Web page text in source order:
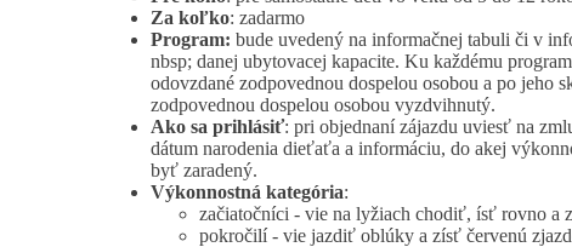
Za koľko: zadarmo
Program: bude uvedený na informačnej tabuli či v
nbsp; danej ubytovacej kapacite. Ku každému
odovzdané zodpovednou dospelou osobou a po jeho
zodpovednou dospelou osobou vyzdvihnutý.
Ako sa prihlásiť: pri objednaní zájazdu uviesť na
dátum narodenia dieťaťa a informáciu, do akej
byť zaradený.
Výkonnostná kategória:
začiatočníci - vie na lyžiach chodiť, ísť rovno a
pokročilí - vie jazdiť oblúky a zísť červenú